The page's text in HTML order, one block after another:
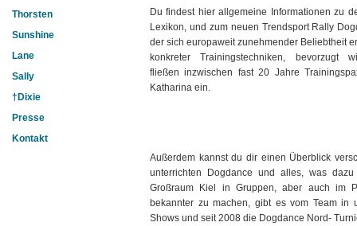
Thorsten
Sunshine
Lane
Sally
†Dixie
Presse
Kontakt
Du findest hier allgemeine Informationen zu
Lexikon, und zum neuen Trendsport Rally
der sich europaweit zunehmender Beliebtheit
konkreter Trainingstechniken,
fließen inzwischen fast 20 Jahre
Katharina ein.
Außerdem kannst du dir einen Überblick
unterrichten Dogdance und alles, was
Großraum Kiel in Gruppen, aber auch im
bekannter zu machen, gibt es vom Team in
Shows und seit 2008 die Dogdance Nord-